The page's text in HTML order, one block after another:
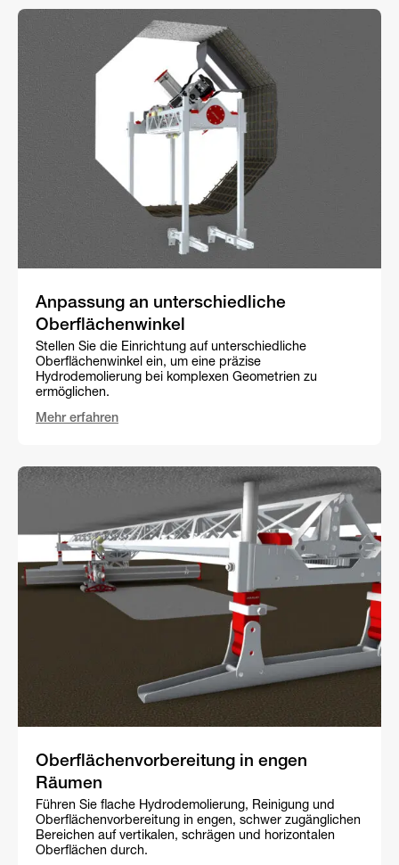
Anpassung an unterschiedliche
Oberflächenwinkel
Stellen Sie die Einrichtung auf unterschiedliche
Oberflächenwinkel ein, um eine präzise
Hydrodemolierung bei komplexen Geometrien zu
ermöglichen.
Mehr erfahren
Oberflächenvorbereitung in engen
Räumen
Führen Sie flache Hydrodemolierung, Reinigung und
Oberflächenvorbereitung in engen, schwer zugänglichen
Bereichen auf vertikalen, schrägen und horizontalen
Oberflächen durch.